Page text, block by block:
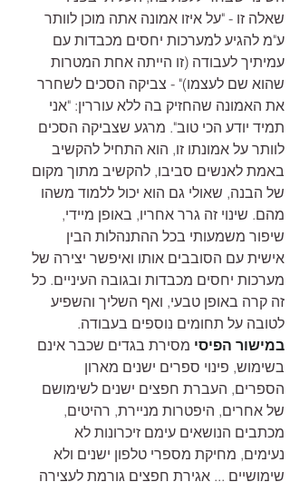
שאלה זו - "על איזו אמונה אתה מוכן לוותר
ע"מ להגיע למערכות יחסים מכבדות עם
עמיתיך לעבודה (זו הייתה אחת המטרות
שהוא שם לעצמו)" - צביקה הסכים לשחרר
את האמונה שהחזיק בה ללא עוררין: "אני
תמיד יודע הכי טוב". מרגע שצביקה הסכים
לוותר על אמונתו זו, הוא התחיל להקשיב
באמת לאנשים סביבו, להקשיב מתוך מקום
של הבנה, שאולי גם הוא יכול ללמוד משהו
מהם. שינוי זה גרר אחריו, באופן מיידי,
שיפור משמעותי בכל ההתנהלות הבין
אישית עם הסובבים אותו ואיפשר יצירה של
מערכות יחסים מכבדות ובגובה העיניים. כל
זה קרה באופן טבעי, ואף השליך והשפיע
לטובה על תחומים נוספים בעבודה.
במישור הפיסי מסירת בגדים שכבר אינם
בשימוש, פינוי ספרים ישנים מארון
הספרים, העברת חפצים ישנים לשימושם
של אחרים, היפטרות מניירת, רהיטים,
מכתבים הנושאים עימם זיכרונות לא
נעימים, מחיקת מספרי טלפון ישנים ולא
שימושיים ... אגירת חפצים גורמת לעצירה